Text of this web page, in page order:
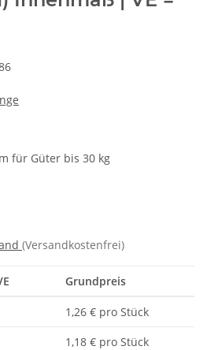
für Güter bis 30 kg
(Versandkostenfrei)
Grundpreis
1,26 € pro Stück
1,18 € pro Stück